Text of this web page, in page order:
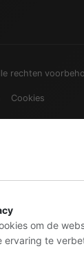
rechten
Cookies
om de
ervaring te